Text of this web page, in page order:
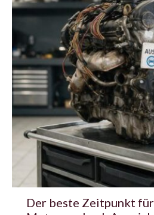
Der beste Zeitpunkt